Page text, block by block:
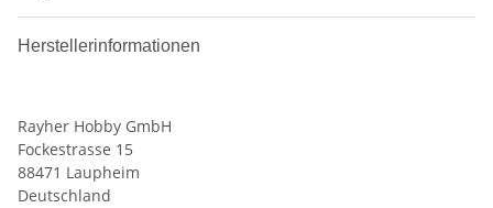
Herstellerinformationen
Rayher Hobby GmbH
Fockestrasse 15
88471 Laupheim
Deutschland